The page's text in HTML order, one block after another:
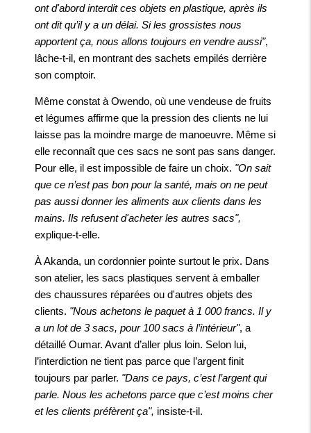
ont d'abord interdit ces objets en plastique, après ils
ont dit qu’il y a un délai. Si les grossistes nous
apportent ça, nous allons toujours en vendre aussi",
lâche-t-il, en montrant des sachets empilés derrière
son comptoir.
Même constat à Owendo, où une vendeuse de fruits
et légumes affirme que la pression des clients ne lui
laisse pas la moindre marge de manoeuvre. Même si
elle reconnaît que ces sacs ne sont pas sans danger.
Pour elle, il est impossible de faire un choix. "On sait
que ce n’est pas bon pour la santé, mais on ne peut
pas aussi donner les aliments aux clients dans les
mains. Ils refusent d'acheter les autres sacs",
explique-t-elle.
À Akanda, un cordonnier pointe surtout le prix. Dans
son atelier, les sacs plastiques servent à emballer
des chaussures réparées ou d'autres objets des
clients. "Nous achetons le paquet à 1 000 francs. Il y
a un lot de 3 sacs, pour 100 sacs à l’intérieur", a
détaillé Oumar. Avant d’aller plus loin. Selon lui,
l’interdiction ne tient pas parce que l’argent finit
toujours par parler. "Dans ce pays, c’est l’argent qui
parle. Nous les achetons parce que c’est moins cher
et les clients préfèrent ça", insiste-t-il.